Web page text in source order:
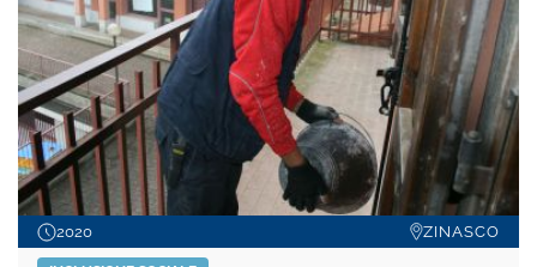
2020 ZINASCO